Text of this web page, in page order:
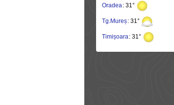
Oradea: 31°
Tg.Mureș: 31°
Timișoara: 31°